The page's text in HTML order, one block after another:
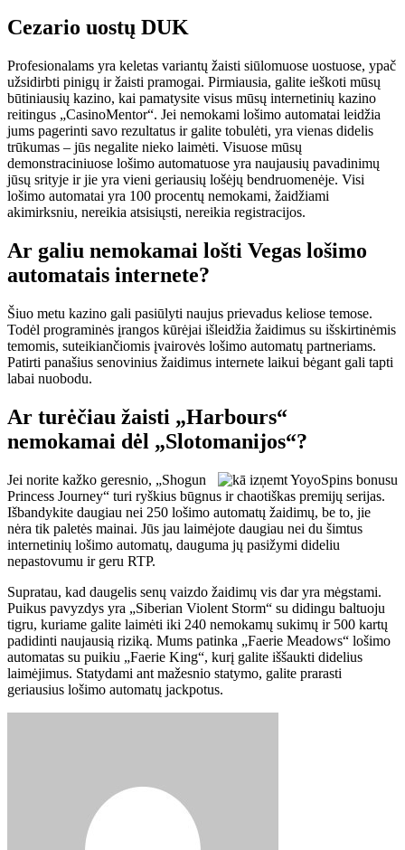
Cezario uostų DUK
Profesionalams yra keletas variantų žaisti siūlomuose uostuose, ypač
užsidirbti pinigų ir žaisti pramogai. Pirmiausia, galite ieškoti mūsų
būtiniausių kazino, kai pamatysite visus mūsų internetinių kazino
reitingus „CasinoMentor“. Jei nemokami lošimo automatai leidžia
jums pagerinti savo rezultatus ir galite tobulėti, yra vienas didelis
trūkumas – jūs negalite nieko laimėti. Visuose mūsų
demonstraciniuose lošimo automatuose yra naujausių pavadinimų
jūsų srityje ir jie yra vieni geriausių lošėjų bendruomenėje. Visi
lošimo automatai yra 100 procentų nemokami, žaidžiami
akimirksniu, nereikia atsisiųsti, nereikia registracijos.
Ar galiu nemokamai lošti Vegas lošimo
automatais internete?
Šiuo metu kazino gali pasiūlyti naujus prievadus keliose temose.
Todėl programinės įrangos kūrėjai išleidžia žaidimus su išskirtinėmis
temomis, suteikiančiomis įvairovės lošimo automatų partneriams.
Patirti panašius senovinius žaidimus internete laikui bėgant gali tapti
labai nuobodu.
Ar turėčiau žaisti „Harbours“
nemokamai dėl „Slotomanijos“?
Jei norite kažko geresnio, „Shogun
Princess Journey“ turi ryškius būgnus ir chaotiškas premijų serijas.
Išbandykite daugiau nei 250 lošimo automatų žaidimų, be to, jie
nėra tik paletės mainai. Jūs jau laimėjote daugiau nei du šimtus
internetinių lošimo automatų, dauguma jų pasižymi dideliu
nepastovumu ir geru RTP.
Supratau, kad daugelis senų vaizdo žaidimų vis dar yra mėgstami.
Puikus pavyzdys yra „Siberian Violent Storm“ su didingu baltuoju
tigru, kuriame galite laimėti iki 240 nemokamų sukimų ir 500 kartų
padidinti naujausią riziką. Mums patinka „Faerie Meadows“ lošimo
automatas su puikiu „Faerie King“, kurį galite iššaukti didelius
laimėjimus. Statydami ant mažesnio statymo, galite prarasti
geriausius lošimo automatų jackpotus.